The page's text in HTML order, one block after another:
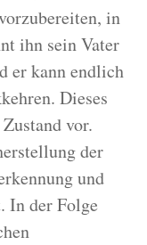
in
ihn sein Vater
er kann endlich
Dieses
vor.
der
und
In der Folge